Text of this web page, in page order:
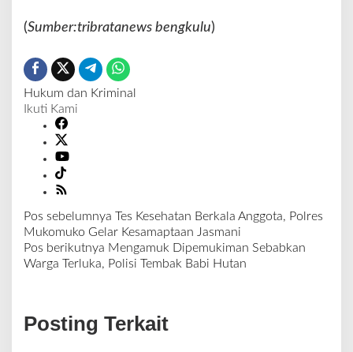
(Sumber:tribratanews bengkulu)
Hukum dan Kriminal
Ikuti Kami
N
a
v
a
s
Pos sebelumnya Tes Kesehatan Berkala Anggota, Polres
Mukomuko Gelar Kesamaptaan Jasmani
Pos berikutnya Mengamuk Dipemukiman Sebabkan
Warga Terluka, Polisi Tembak Babi Hutan
Posting Terkait